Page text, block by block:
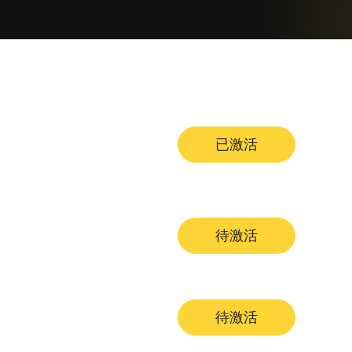
已激活
待激活
待激活